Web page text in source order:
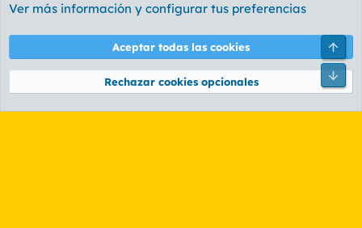
Cookies
PL OLDSTYLE AMARILLO
Términos y reglas Política de privacidad Ayuda
Community platform by XenForo® © 2010-2026 XenForo Ltd.
Ver más información y configurar tus preferencias
Aceptar todas las cookies
Rechazar cookies opcionales
Pie